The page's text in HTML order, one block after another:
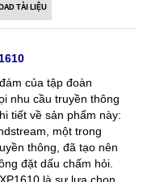
TÀI LIỆU
của tập đoàn
nhu cầu truyền thông
tiết về sản phẩm này:
một trong
thông, đã tạo nên
đặt dấu chấm hỏi.